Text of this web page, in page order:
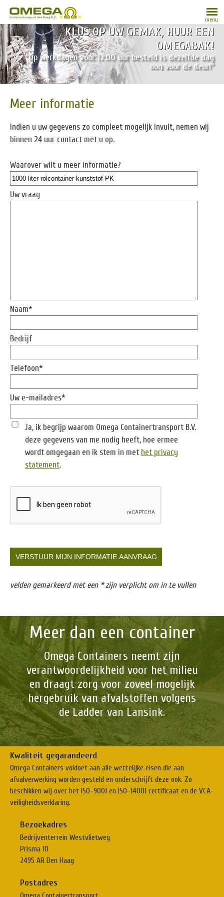
menu
KLUS OP UW GEMAK, HUUR EEN
OMEGABAK!
“Op werkdagen vóór 12:00 uur besteld is dezelfde dag
nog voor de deur!”
Meer informatie
Indien u uw gegevens zo compleet mogelijk invult, nemen wij
binnen 24 uur contact met u op.
Waarover wilt u meer informatie?
Uw vraag
Naam*
Bedrijf
Telefoon*
Uw e-mailadres*
Ja, ik begrijp waarom Omega Containertransport B.V.
deze gegevens van me nodig heeft, hoe ermee
wordt omgegaan en ik stem in met het privacy
statement.
velden gemarkeerd met een * zijn verplicht om in te vullen
Meer dan een container
Omega Containers neemt zijn
verantwoordelijkheid voor het milieu
en draagt zorg voor zoveel mogelijk
hergebruik van afvalstoffen volgens
de Ladder van Lansink.
Kwaliteit gegarandeerd
Omega Containers voldoet aan alle wettelijke eisen die aan
afvalverwerking worden gesteld en onderschrijft deze ook. Zo
beschikken wij over het ISO-9001 en ISO-14001 certificaat en de VCA-
veiligheidsverklaring.
Bezoekadres
Bedrijventerrein Westvlietweg
Prisma 10
2495 AR Den Haag
Postadres